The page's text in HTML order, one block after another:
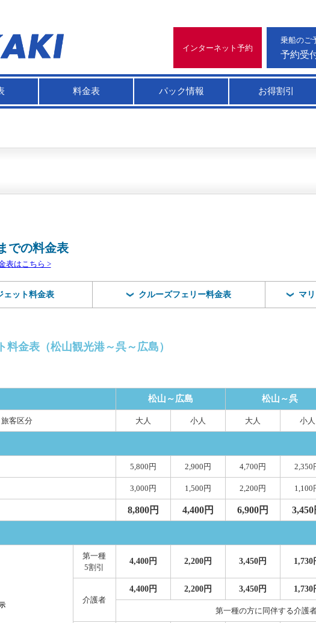
インターネット予約
乗船のご
料金表 パック情報 お得割引
での料金表
表はこちら >
ェット料金表 クルーズフェリー料金表 マ
料金表（松山観光港～呉～広島）
松山～広島 松山～呉
旅客区分 大人 小人 大人 小人
5,800円 2,900円 4,700円 2,350
3,000円 1,500円 2,200円 1,100
8,800円 4,400円 6,900円 3,450
第一種
5割引
4,400円 2,200円 3,450円 1,730
介護者
4,400円 2,200円 3,450円 1,730
第一種の方に同伴する介護